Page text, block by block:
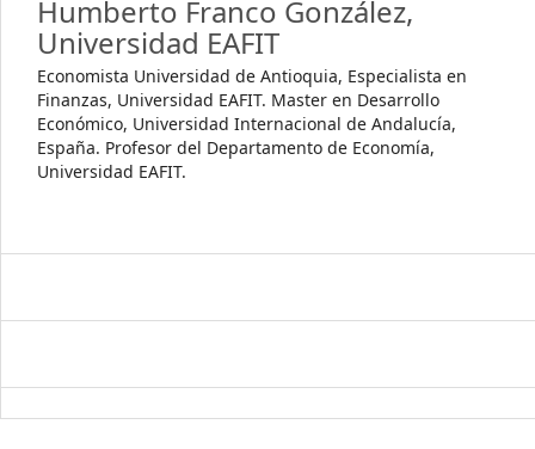
Humberto Franco González,
Universidad EAFIT
Economista Universidad de Antioquia, Especialista en
Finanzas, Universidad EAFIT. Master en Desarrollo
Económico, Universidad Internacional de Andalucía,
España. Profesor del Departamento de Economía,
Universidad EAFIT.